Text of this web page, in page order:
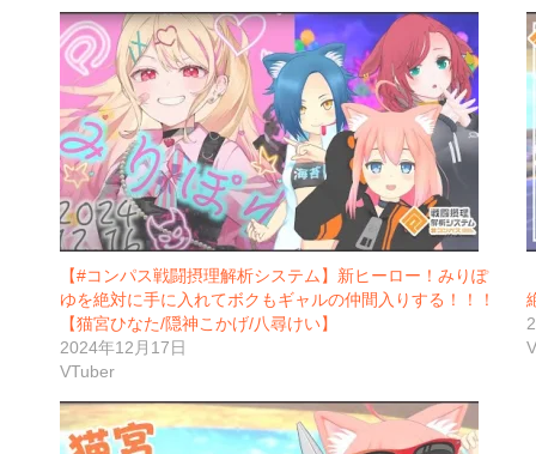
【#コンパス戦闘摂理解析システム】新ヒーロー！みりぽ
ゆを絶対に手に入れてボクもギャルの仲間入りする！！！
【猫宮ひなた/隠神こかげ/八尋けい】
2024年12月17日
VTuber